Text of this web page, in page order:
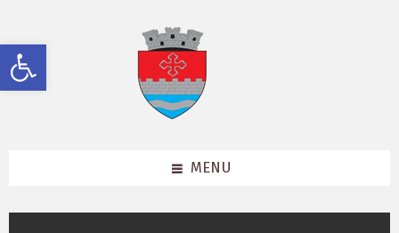
Deschide bara de unelte
content
left
sidebar
footer
MENU